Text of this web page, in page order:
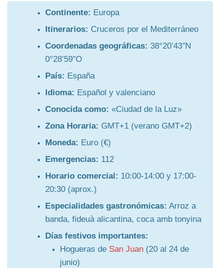
Continente: Europa
Itinerarios: Cruceros por el Mediterráneo
Coordenadas geográficas: 38°20’43″N
0°28’59″O
País: España
Idioma: Español y valenciano
Conocida como: «Ciudad de la Luz»
Zona Horaria: GMT+1 (verano GMT+2)
Moneda: Euro (€)
Emergencias: 112
Horario comercial: 10:00-14:00 y 17:00-
20:30 (aprox.)
Especialidades gastronómicas: Arroz a
banda, fideuà alicantina, coca amb tonyina
Días festivos importantes:
Hogueras de San Juan (20 al 24 de
junio)